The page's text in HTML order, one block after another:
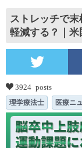
ストレッチで
軽減する？｜
3924 posts
理学療法士 医療ニ